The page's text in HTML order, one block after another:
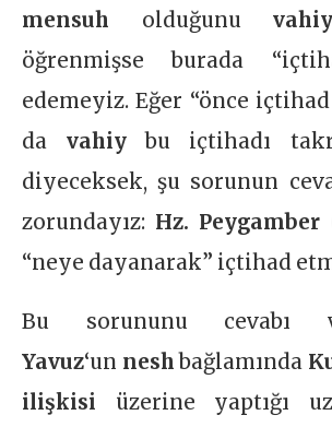
mensuh olduğunuvahiy
öğrenmişse burada
edemeyiz. Eğer “önce
da vahiybu içtihadı
diyeceksek, şu sorunun
zorundayız: Hz. Peygamber
“neye dayanarak” içtihad
Bu sorununu cevabı
Yavuz‘un neshbağlamında
ilişkisi üzerine yaptığı